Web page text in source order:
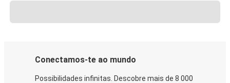
Conectamos-te ao mundo
Possibilidades infinitas. Descobre mais de 8 000